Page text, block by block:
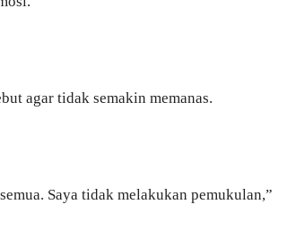
agar tidak semakin memanas.
Saya tidak melakukan pemukulan,”